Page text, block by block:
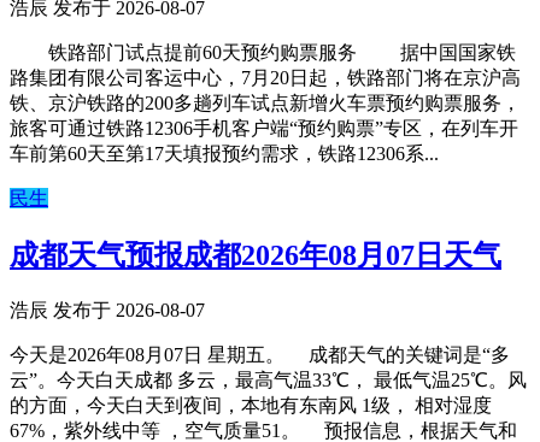
浩辰 发布于 2026-08-07
铁路部门试点提前60天预约购票服务 据中国国家铁
路集团有限公司客运中心，7月20日起，铁路部门将在京沪高
铁、京沪铁路的200多趟列车试点新增火车票预约购票服务，
旅客可通过铁路12306手机客户端“预约购票”专区，在列车开
车前第60天至第17天填报预约需求，铁路12306系...
民生
成都天气预报成都2026年08月07日天气
浩辰 发布于 2026-08-07
今天是2026年08月07日 星期五。 成都天气的关键词是“多
云”。今天白天成都 多云，最高气温33℃， 最低气温25℃。风
的方面，今天白天到夜间，本地有东南风 1级， 相对湿度
67%，紫外线中等 ，空气质量51。 预报信息，根据天气和